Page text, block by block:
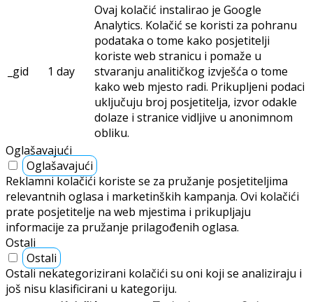
_gid 1 day
Ovaj kolačić instalirao je Google
Analytics. Kolačić se koristi za pohranu
podataka o tome kako posjetitelji
koriste web stranicu i pomaže u
stvaranju analitičkog izvješća o tome
kako web mjesto radi. Prikupljeni podaci
uključuju broj posjetitelja, izvor odakle
dolaze i stranice vidljive u anonimnom
obliku.
Oglašavajući
Oglašavajući
Reklamni kolačići koriste se za pružanje posjetiteljima
relevantnih oglasa i marketinških kampanja. Ovi kolačići
prate posjetitelje na web mjestima i prikupljaju
informacije za pružanje prilagođenih oglasa.
Ostali
Ostali
Ostali nekategorizirani kolačići su oni koji se analiziraju i
još nisu klasificirani u kategoriju.